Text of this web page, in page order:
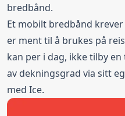
bredbånd.
Et mobilt bredbånd
er ment til å brukes på
kan per i dag, ikke tilby
av dekningsgrad via sitt
med Ice.